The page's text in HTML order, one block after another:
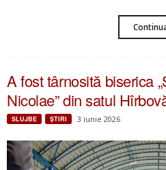
A fost târnosită biserica
Nicolae” din satul
SLUJBE ŞTIRI 3 iunie 2026